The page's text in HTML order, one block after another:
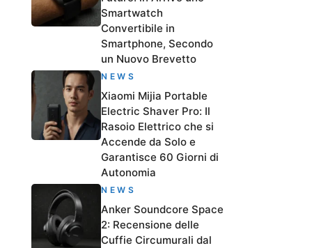
Smartwatch
Convertibile in
Smartphone, Secondo
un Nuovo Brevetto
NEWS
Xiaomi Mijia Portable
Electric Shaver Pro: Il
Rasoio Elettrico che si
Accende da Solo e
Garantisce 60 Giorni di
Autonomia
NEWS
Anker Soundcore Space
2: Recensione delle
Cuffie Circumurali dal